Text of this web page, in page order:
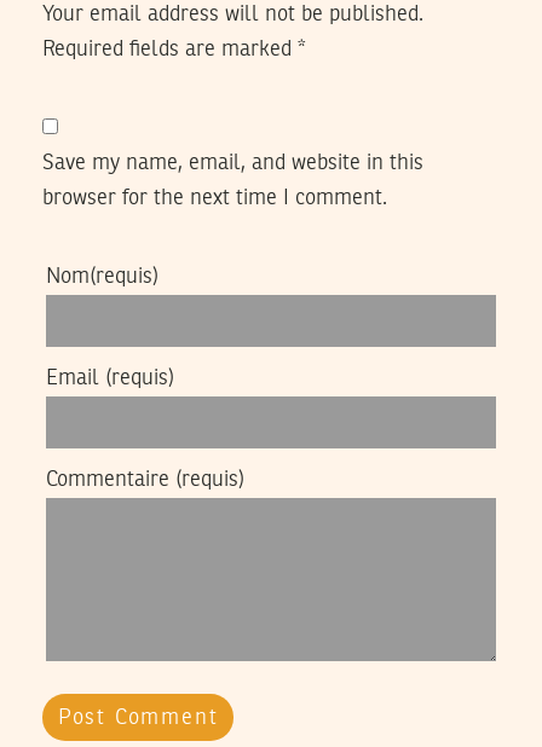
Your email address will not be published.
Required fields are marked *
Save my name, email, and website in this
browser for the next time I comment.
Nom(requis)
Email (requis)
Commentaire (requis)